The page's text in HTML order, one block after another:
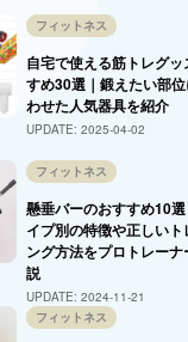
フィットネス
自宅で使える筋トレグッ
すめ30選｜鍛えたい部
わせた人気器具を紹介
UPDATE: 2025-04-02
フィットネス
懸垂バーのおすすめ10
イプ別の特徴や正しいト
ング方法をプロトレーナ
説
UPDATE: 2024-11-21
フィットネス